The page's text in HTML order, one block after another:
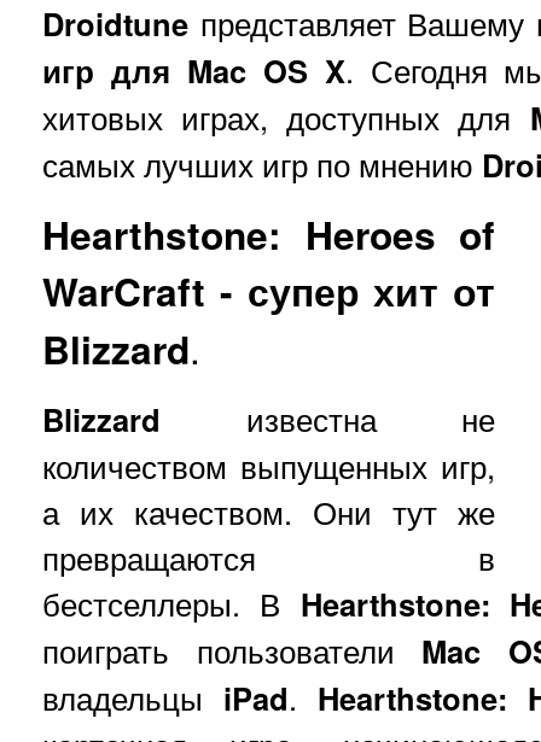
Droidtune представляет
игр для Mac OS X. Сегодня
хитовых играх, доступных для
самых лучших игр по мнению
Hearthstone: Heroes of
WarCraft - супер хит от
Blizzard.
Blizzard известна не
количеством выпущенных игр,
а их качеством. Они тут же
превращаются в
бестселлеры. В Hearthstone:
поиграть пользователи Mac
владельцы iPad. Hearthstone: